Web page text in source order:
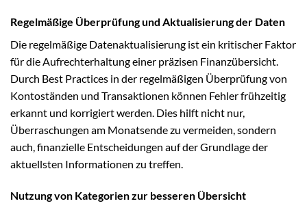
Regelmäßige Überprüfung und Aktualisierung der Daten
Die regelmäßige Datenaktualisierung ist ein kritischer Faktor
für die Aufrechterhaltung einer präzisen Finanzübersicht.
Durch Best Practices in der regelmäßigen Überprüfung von
Kontoständen und Transaktionen können Fehler frühzeitig
erkannt und korrigiert werden. Dies hilft nicht nur,
Überraschungen am Monatsende zu vermeiden, sondern
auch, finanzielle Entscheidungen auf der Grundlage der
aktuellsten Informationen zu treffen.
Nutzung von Kategorien zur besseren Übersicht